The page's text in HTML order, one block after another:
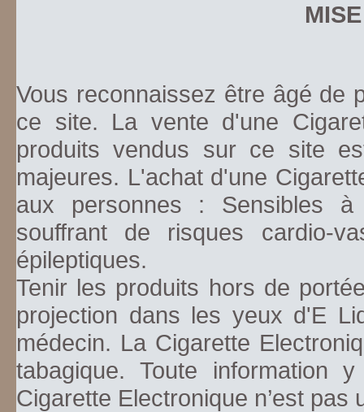
Vous reconnaissez être âgé de
ce site. La vente d'une
produits vendus sur ce site
majeures. L'achat d'une
aux personnes : Sensibles
souffrant de risques cardio-
épileptiques.
Tenir les produits hors de
projection dans les yeux d'E
médecin. La Cigarette
tabagique. Toute information
Cigarette Electronique n’est pas